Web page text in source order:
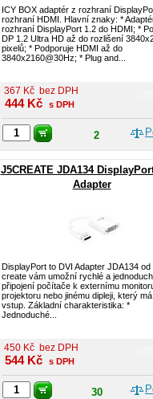
ICY BOX adaptér z rozhraní
rozhraní HDMI. Hlavní znaky: *
rozhraní DisplayPort 1.2 do HDMI; *
DP 1.2 Ultra HD až do rozlišení
pixelů; * Podporuje HDMI až do
3840x2160@30Hz; * Plug and...
367 Kč bez DPH
444 Kč s DPH
2
J5CREATE JDA134
Adapter
DisplayPort to DVI Adapter JDA134 od
create vám umožní rychlé a
připojení počítače k externímu
projektoru nebo jinému dipleji, který
vstup. Základní charakteristika: *
Jednoduché...
450 Kč bez DPH
544 Kč s DPH
30